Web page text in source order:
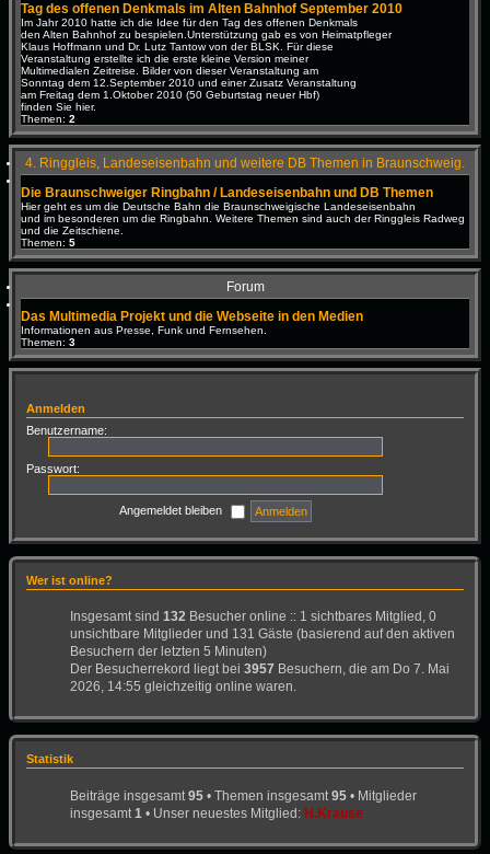
Tag des offenen Denkmals im Alten Bahnhof September 2010
Im Jahr 2010 hatte ich die Idee für den Tag des offenen Denkmals
den Alten Bahnhof zu bespielen.Unterstützung gab es von Heimatpfleger
Klaus Hoffmann und Dr. Lutz Tantow von der BLSK. Für diese
Veranstaltung erstellte ich die erste kleine Version meiner
Multimedialen Zeitreise. Bilder von dieser Veranstaltung am
Sonntag dem 12.September 2010 und einer Zusatz Veranstaltung
am Freitag dem 1.Oktober 2010 (50 Geburtstag neuer Hbf)
finden Sie hier.
Themen: 2
4. Ringgleis, Landeseisenbahn und weitere DB Themen in Braunschweig.
Die Braunschweiger Ringbahn / Landeseisenbahn und DB Themen
Hier geht es um die Deutsche Bahn die Braunschweigische Landeseisenbahn
und im besonderen um die Ringbahn. Weitere Themen sind auch der Ringgleis Radweg
und die Zeitschiene.
Themen: 5
Forum
Das Multimedia Projekt und die Webseite in den Medien
Informationen aus Presse, Funk und Fernsehen.
Themen: 3
Anmelden
Benutzername:
Passwort:
Angemeldet bleiben
Wer ist online?
Insgesamt sind 132 Besucher online :: 1 sichtbares Mitglied, 0
unsichtbare Mitglieder und 131 Gäste (basierend auf den aktiven
Besuchern der letzten 5 Minuten)
Der Besucherrekord liegt bei 3957 Besuchern, die am Do 7. Mai
2026, 14:55 gleichzeitig online waren.
Statistik
Beiträge insgesamt 95 • Themen insgesamt 95 • Mitglieder
insgesamt 1 • Unser neuestes Mitglied: H.Krause